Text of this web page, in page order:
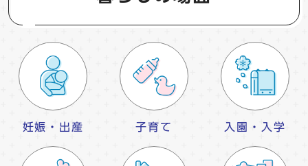
妊娠・出産 子育て 入園・入学